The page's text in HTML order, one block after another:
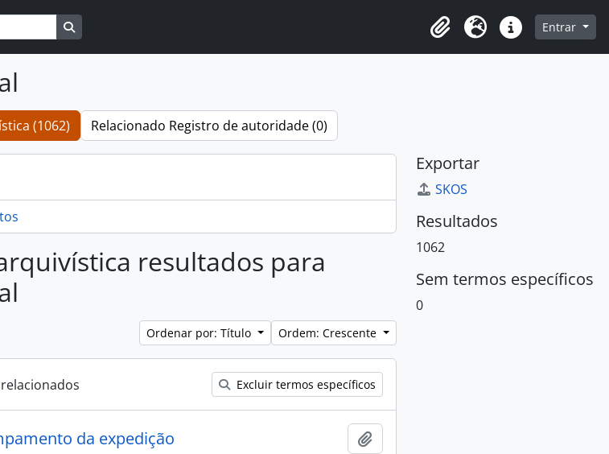
Área de Transferência
Idioma Atalhos Entrar
(1062) Relacionado Registro de autoridade (0)
resultados para
Ordenar por: Título Ordem: Crescente
Excluir termos específicos
da expedição
Exportar
SKOS
Resultados
1062
Sem termos específicos
0